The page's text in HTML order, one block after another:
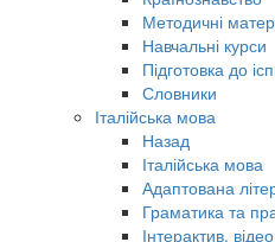
Методичні
Навчальні курси
Підготовка до
Словники
Італійська мова
Назад
Італійська мова
Адаптована
Граматика та
Інтерактив. відео